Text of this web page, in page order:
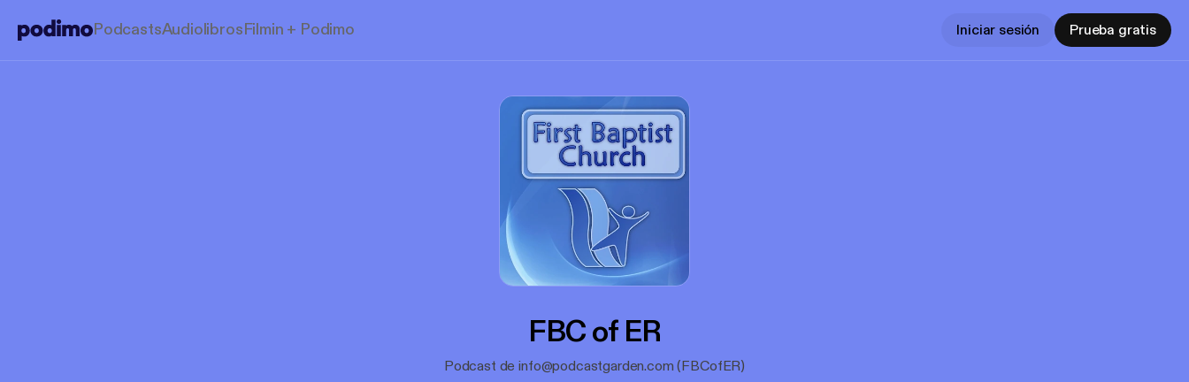
PodcastsAudiolibrosFilmin + Podimo Iniciar sesión Prueba gratis
FBC of ER
Podcast de info@podcastgarden.com (FBCofER)